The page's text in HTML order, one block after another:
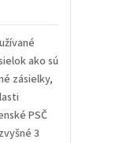
ako sú
zásielky,
PSČ
3